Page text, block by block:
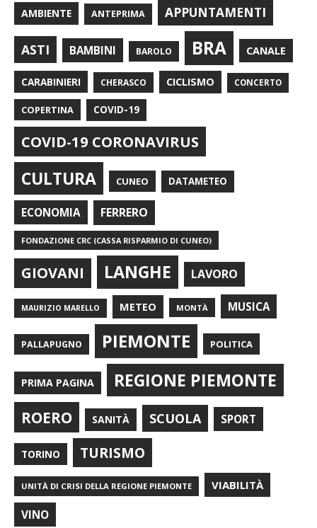
AMBIENTE ANTEPRIMA APPUNTAMENTI
ASTI BAMBINI BAROLO BRA CANALE
CARABINIERI CHERASCO CICLISMO CONCERTO
COPERTINA COVID-19
COVID-19 CORONAVIRUS
CULTURA CUNEO DATAMETEO
ECONOMIA FERRERO
FONDAZIONE CRC (CASSA RISPARMIO DI CUNEO)
GIOVANI LANGHE LAVORO
MAURIZIO MARELLO METEO MONTÀ MUSICA
PALLAPUGNO PIEMONTE POLITICA
PRIMA PAGINA REGIONE PIEMONTE
ROERO SANITÀ SCUOLA SPORT
TORINO TURISMO
UNITÀ DI CRISI DELLA REGIONE PIEMONTE VIABILITÀ
VINO